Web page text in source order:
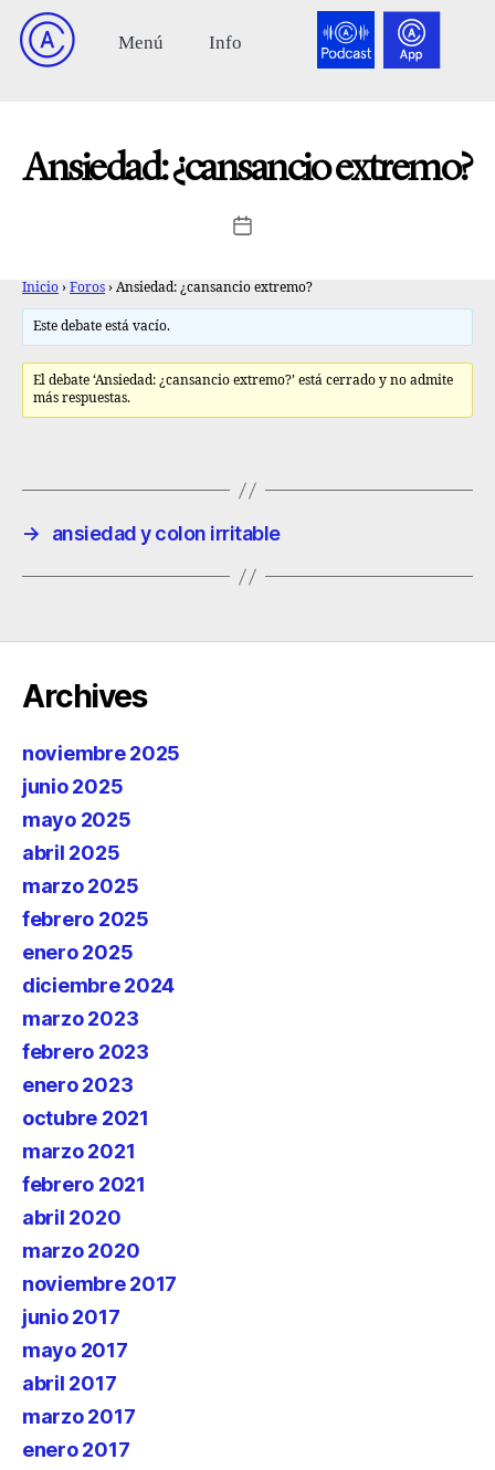
Ansiedad: ¿cansancio extremo?
Inicio › Foros › Ansiedad: ¿cansancio extremo?
Este debate está vacío.
El debate ‘Ansiedad: ¿cansancio extremo?’ está cerrado y no admite
más respuestas.
→ ansiedad y colon irritable
Archives
noviembre 2025
junio 2025
mayo 2025
abril 2025
marzo 2025
febrero 2025
enero 2025
diciembre 2024
marzo 2023
febrero 2023
enero 2023
octubre 2021
marzo 2021
febrero 2021
abril 2020
marzo 2020
noviembre 2017
junio 2017
mayo 2017
abril 2017
marzo 2017
enero 2017